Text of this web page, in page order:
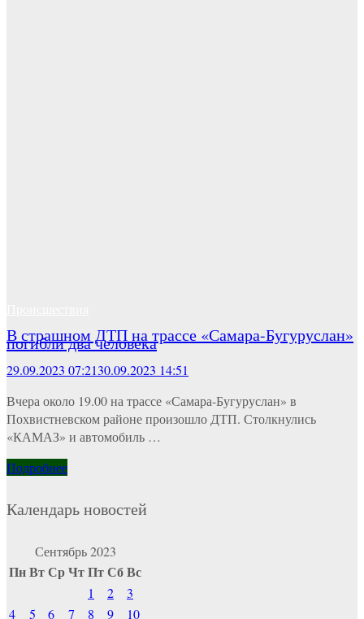
В страшном ДТП на трассе «Самара-Бугуруслан»
погибли два человека
29.09.2023 07:2130.09.2023 14:51
Вчера около 19.00 на трассе «Самара-Бугуруслан» в
Похвистневском районе произошло ДТП. Столкнулись
«КАМАЗ» и автомобиль …
Подробнее
Календарь новостей
Сентябрь 2023
ПнВтСрЧтПтСбВс
1 2
3
4
5 6 7 8 9
10